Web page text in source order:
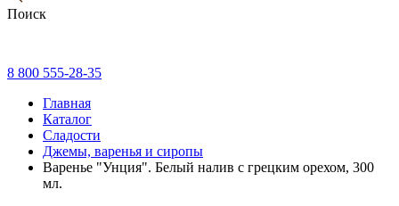
Поиск
8 800 555-28-35
Главная
Каталог
Сладости
Джемы, варенья и сиропы
Варенье "Унция". Белый налив с грецким орехом, 300
мл.